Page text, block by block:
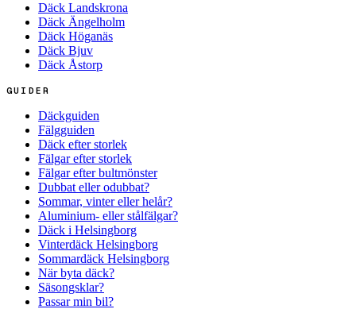
Däck Landskrona
Däck Ängelholm
Däck Höganäs
Däck Bjuv
Däck Åstorp
GUIDER
Däckguiden
Fälgguiden
Däck efter storlek
Fälgar efter storlek
Fälgar efter bultmönster
Dubbat eller odubbat?
Sommar, vinter eller helår?
Aluminium- eller stålfälgar?
Däck i Helsingborg
Vinterdäck Helsingborg
Sommardäck Helsingborg
När byta däck?
Säsongsklar?
Passar min bil?